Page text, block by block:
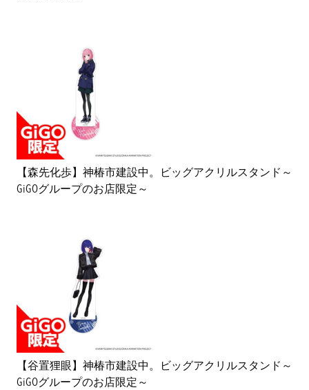
【森先化歩】神椿市建設中。ビッグアクリルスタンド～
GiGOグループのお店限定～
【谷置狸眼】神椿市建設中。ビッグアクリルスタンド～
GiGOグループのお店限定～